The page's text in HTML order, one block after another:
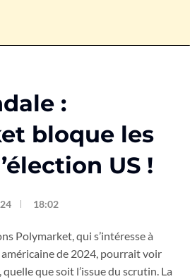
:
bloque les
US !
18:02
Polymarket, qui s’intéresse à
de 2024, pourrait voir
que soit l’issue du scrutin. La